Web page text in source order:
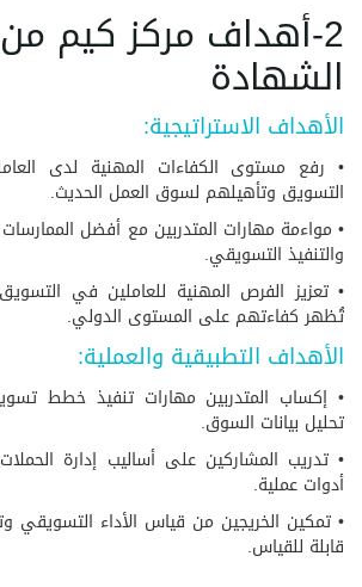
2-أهداف مركز كيم
الشهادة
الأهداف الاستراتيجية:
• رفع مستوى الكفاءات المهنية لدى
التسويق وتأهيلهم لسوق العمل الحديث.
• مواءمة مهارات المتدربين مع أفضل
والتنفيذ التسويقي.
• تعزيز الفرص المهنية للعاملين في
تُظهر كفاءتهم على المستوى الدولي.
الأهداف التطبيقية والعملية:
• إكساب المتدربين مهارات تنفيذ خطط
تحليل بيانات السوق.
• تدريب المشاركين على أساليب إدارة
أدوات عملية.
• تمكين الخريجين من قياس الأداء
قابلة للقياس.